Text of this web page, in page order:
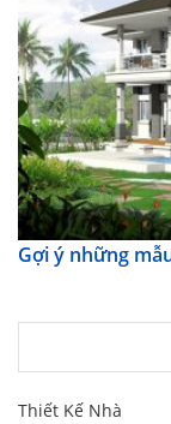
Gợi ý những
Thiết Kế Nhà